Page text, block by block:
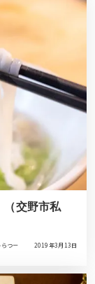
（交野市私
つー 2019年3月13日